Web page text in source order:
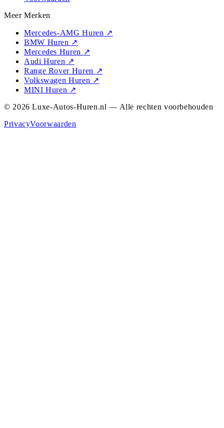
Meer Merken
Mercedes-AMG Huren ↗
BMW Huren ↗
Mercedes Huren ↗
Audi Huren ↗
Range Rover Huren ↗
Volkswagen Huren ↗
MINI Huren ↗
© 2026 Luxe-Autos-Huren.nl — Alle rechten voorbehouden
PrivacyVoorwaarden